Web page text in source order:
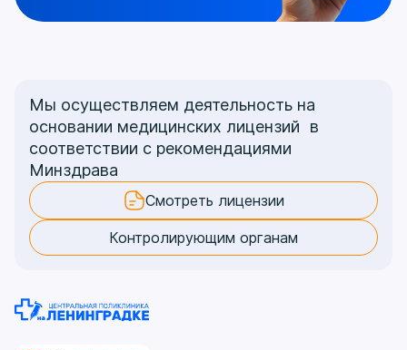
Мы осуществляем деятельность на
основании медицинских лицензий в
соответствии с рекомендациями
Минздрава
Смотреть лицензии
Контролирующим органам